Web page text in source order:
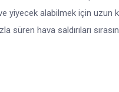
yiyecek alabilmek için
hava saldırıları